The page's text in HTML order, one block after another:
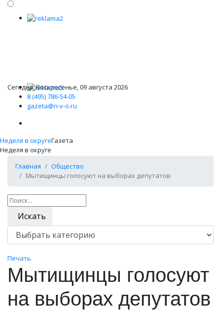
Сегодня: Воскресенье, 09 августа 2026
8 (495) 786-54-05
gazeta@n-v-o.ru
Неделя в округеГазета
Неделя в округе
Главная
Общество
Мытищинцы голосуют на выборах депутатов
Искать
Печать
Мытищинцы голосуют
на выборах депутатов